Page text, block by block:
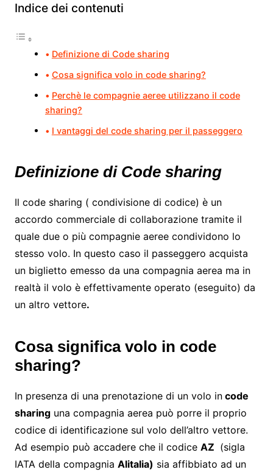
Indice dei contenuti
Definizione di Code sharing
Cosa significa volo in code sharing?
Perchè le compagnie aeree utilizzano il code
sharing?
I vantaggi del code sharing per il passeggero
Definizione di Code sharing
Il code sharing ( condivisione di codice) è un
accordo commerciale di collaborazione tramite il
quale due o più compagnie aeree condividono lo
stesso volo. In questo caso il passeggero acquista
un biglietto emesso da una compagnia aerea ma in
realtà il volo è effettivamente operato (eseguito) da
un altro vettore.
Cosa significa volo in code
sharing?
In presenza di una prenotazione di un volo incode
sharinguna compagnia aerea può porre il proprio
codice di identificazione sul volo dell’altro vettore.
Ad esempio può accadere che il codice AZ (sigla
IATA della compagnia Alitalia) sia affibbiato ad un